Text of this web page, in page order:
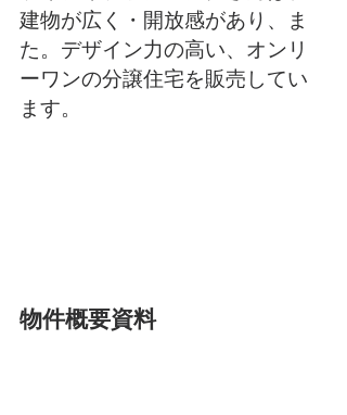
建物が広く・開放感があり、ま
た。デザイン力の高い、オンリ
ーワンの分譲住宅を販売してい
ます。
物件概要資料